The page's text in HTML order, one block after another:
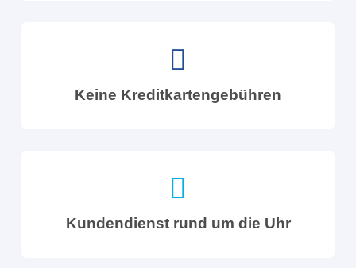
Keine Kreditkartengebühren
Kundendienst rund um die Uhr